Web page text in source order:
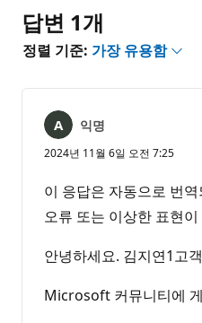
음
답변 1개
정렬 기준: 가장 유용함
익명
2024년 11월 6일 오전 7:25
이 응답은 자동으로 번
오류 또는 이상한 표현
안녕하세요. 김지연1고
Microsoft 커뮤니티에